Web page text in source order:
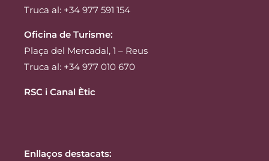
Truca al: +34 977 591 154
Oficina de Turisme:
Plaça del Mercadal, 1 – Reus
Truca al: +34 977 010 670
RSC i Canal Ètic
Enllaços destacats: